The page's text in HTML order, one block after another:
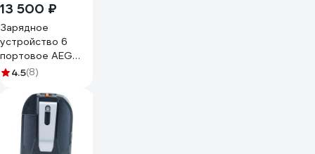
13 500 ₽
Зарядное
устройство 6
портовое AEG
BL18C6 18В
4.5(8)